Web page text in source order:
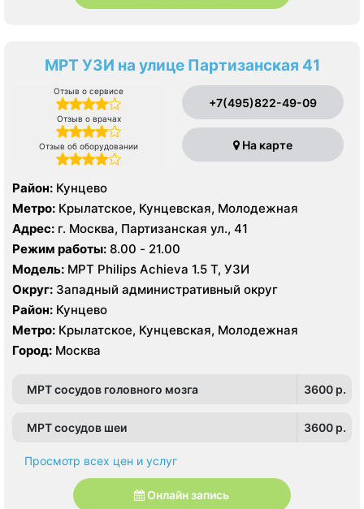
МРТ УЗИ на улице Партизанская 41
Отзыв о сервисе
Отзыв о врачах
Отзыв об оборудовании
+7(495)822-49-09
На карте
Район: Кунцево
Метро: Крылатское, Кунцевская, Молодежная
Адрес: г. Москва, Партизанская ул., 41
Режим работы: 8.00 - 21.00
Модель: МРТ Philips Achieva 1.5 T, УЗИ
Округ: Западный административный округ
Район: Кунцево
Метро: Крылатское, Кунцевская, Молодежная
Город: Москва
МРТ сосудов головного мозга 3600 p.
МРТ сосудов шеи 3600 p.
Просмотр всех цен и услуг
Онлайн запись